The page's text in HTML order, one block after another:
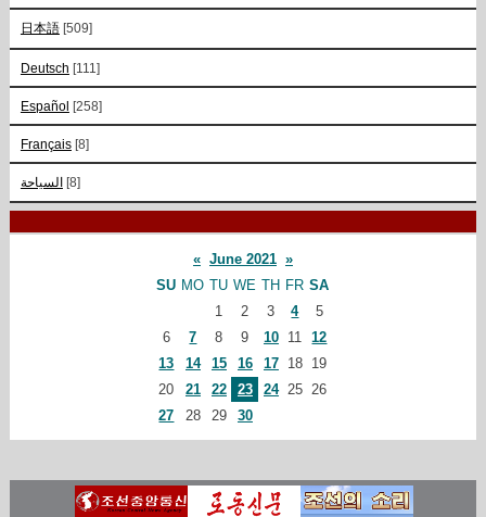
日本語 [509]
Deutsch [111]
Español [258]
Français [8]
السياحة [8]
« June 2021 »
SU MO TU WE TH FR SA
1
2 3 4
5
6
7 8 9 10 11
12
13
14 15 16 17 18
19
20
21 22 23 24 25 26
27
28 29 30